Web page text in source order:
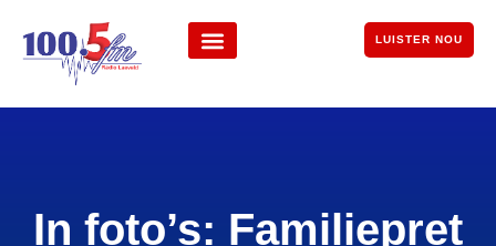
LUISTER NOU
In foto’s: Familiepret